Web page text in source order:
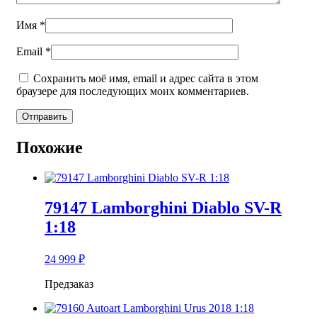
Имя *
Email *
Сохранить моё имя, email и адрес сайта в этом
браузере для последующих моих комментариев.
Похожие
79147 Lamborghini Diablo SV-R
1:18
24 999 ₽
Предзаказ